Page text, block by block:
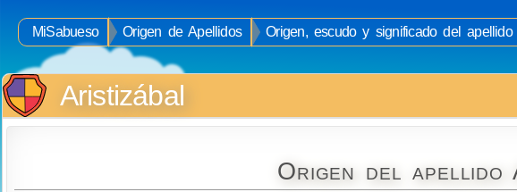
MiSabueso Origen de Apellidos
Origen, escudo y significado del apellido
Aristizábal
Origen del apellido